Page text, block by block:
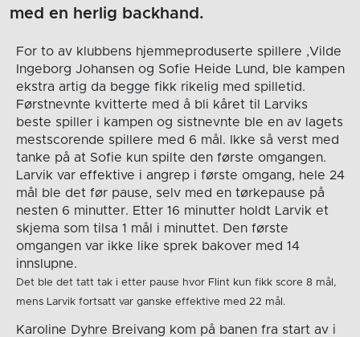
med en herlig backhand.
For to av klubbens hjemmeproduserte spillere ,Vilde
Ingeborg Johansen og Sofie Heide Lund, ble kampen
ekstra artig da begge fikk rikelig med spilletid.
Førstnevnte kvitterte med å bli kåret til Larviks
beste spiller i kampen og sistnevnte ble en av lagets
mestscorende spillere med 6 mål. Ikke så verst med
tanke på at Sofie kun spilte den første omgangen.
Larvik var effektive i angrep i første omgang, hele 24
mål ble det før pause, selv med en tørkepause på
nesten 6 minutter. Etter 16 minutter holdt Larvik et
skjema som tilsa 1 mål i minuttet. Den første
omgangen var ikke like sprek bakover med 14
innslupne.
Det ble det tatt tak i etter pause hvor Flint kun fikk score 8 mål,
mens Larvik fortsatt var ganske effektive med 22 mål.
Karoline Dyhre Breivang kom på banen fra start av i